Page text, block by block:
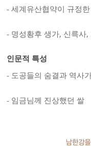
- 세계유산협약이 규정
- 명성황후 생가, 신륵사
인문적 특성
- 도공들의 숨결과 역사
- 임금님께 진상했던 쌀